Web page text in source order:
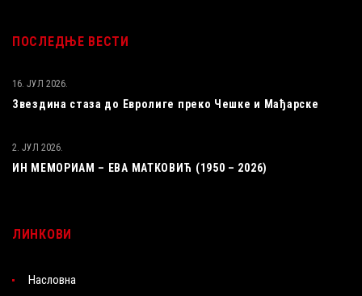
ПОСЛЕДЊЕ ВЕСТИ
Звездина стаза до Евролиге преко Чешке и Мађарске
16. ЈУЛ 2026.
ИН МЕМОРИАМ – ЕВА МАТКОВИЋ (1950 – 2026)
2. ЈУЛ 2026.
ЛИНКОВИ
Насловна